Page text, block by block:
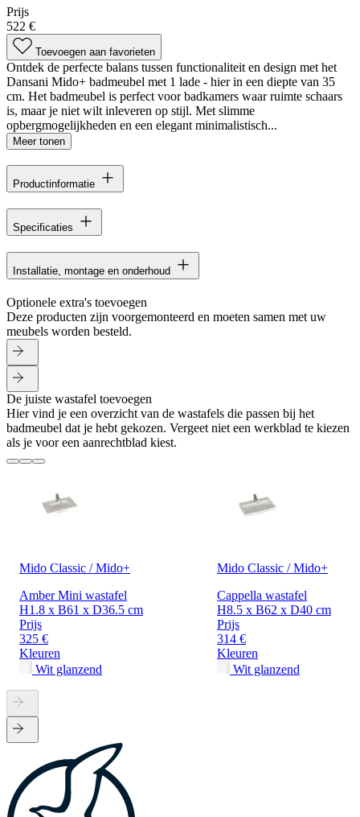
Prijs
522 €
Toevoegen aan favorieten
Ontdek de perfecte balans tussen functionaliteit en design met het
Dansani Mido+ badmeubel met 1 lade - hier in een diepte van 35
cm. Het badmeubel is perfect voor badkamers waar ruimte schaars
is, maar je niet wilt inleveren op stijl. Met slimme
opbergmogelijkheden en een elegant minimalistisch...
Meer tonen
Productinformatie
Specificaties
Installatie, montage en onderhoud
Optionele extra's toevoegen
Deze producten zijn voorgemonteerd en moeten samen met uw
meubels worden besteld.
De juiste wastafel toevoegen
Hier vind je een overzicht van de wastafels die passen bij het
badmeubel dat je hebt gekozen. Vergeet niet een werkblad te kiezen
als je voor een aanrechtblad kiest.
Mido Classic / Mido+
Amber Mini wastafel
H1.8 x B61 x D36.5 cm
Prijs
325 €
Kleuren
Wit glanzend
Mido Classic / Mido+
Cappella wastafel
H8.5 x B62 x D40 cm
Prijs
314 €
Kleuren
Wit glanzend